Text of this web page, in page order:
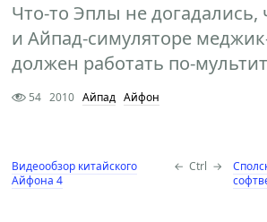
Что-то Эплы не
и Айпад-симуляторе
должен работать по-
54 2010 Айпад Айфон
Видеообзор китайского
Айфона 4
← Ctrl →